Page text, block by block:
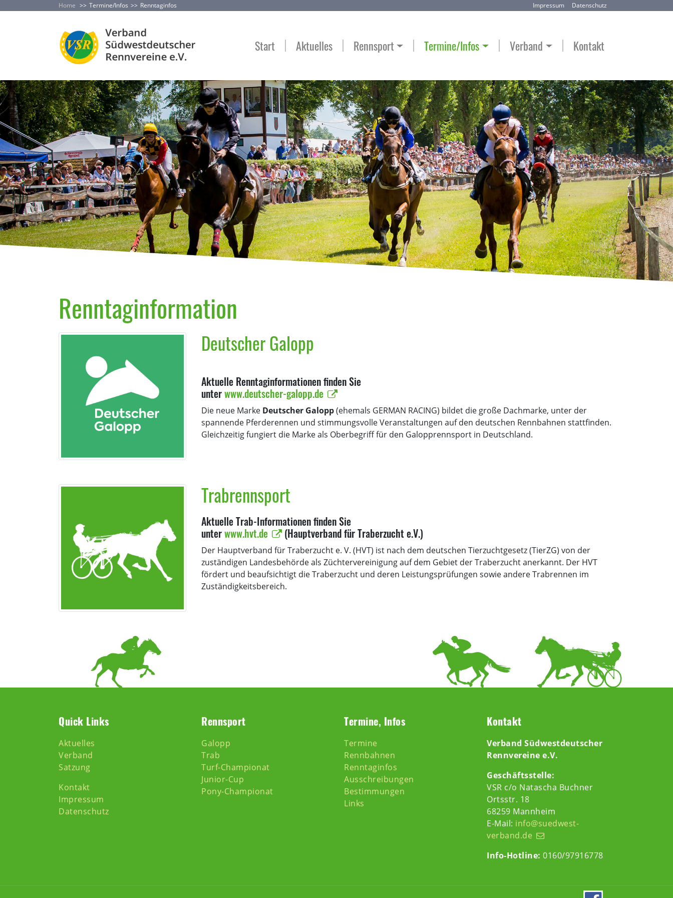
Home Termine/Infos Renntaginfos Impressum Datenschutz
Start Aktuelles Rennsport Termine/Infos Verband Kontakt
Renntaginformation
Deutscher Galopp
Aktuelle Renntaginformationen finden Sie
unterwww.deutscher-galopp.de
Die neue Marke Deutscher Galopp(ehemals GERMAN RACING) bildet die große Dachmarke, unter der
spannende Pferderennen und stimmungsvolle Veranstaltungen auf den deutschen Rennbahnen stattfinden.
Gleichzeitig fungiert die Marke als Oberbegriff für den Galopprennsport in Deutschland.
Trabrennsport
Aktuelle Trab-Informationen finden Sie
unterwww.hvt.de (Hauptverband für Traberzucht e.V.)
Der Hauptverband für Traberzucht e. V. (HVT) ist nach dem deutschen Tierzuchtgesetz (TierZG) von der
zuständigen Landesbehörde als Züchtervereinigung auf dem Gebiet der Traberzucht anerkannt. Der HVT
fördert und beaufsichtigt die Traberzucht und deren Leistungsprüfungen sowie andere Trabrennen im
Zuständigkeitsbereich.
Quick Links
Aktuelles
Verband
Satzung
Kontakt
Impressum
Datenschutz
Rennsport
Galopp
Trab
Turf-Championat
Junior-Cup
Pony-Championat
Termine, Infos
Termine
Rennbahnen
Renntaginfos
Ausschreibungen
Bestimmungen
Links
Kontakt
Verband Südwestdeutscher
Rennvereine e.V.
Geschäftsstelle:
VSR c/o Natascha Buchner
Ortsstr. 18
68259 Mannheim
E-Mail: info@suedwest-
verband.de
Info-Hotline: 0160/97916778